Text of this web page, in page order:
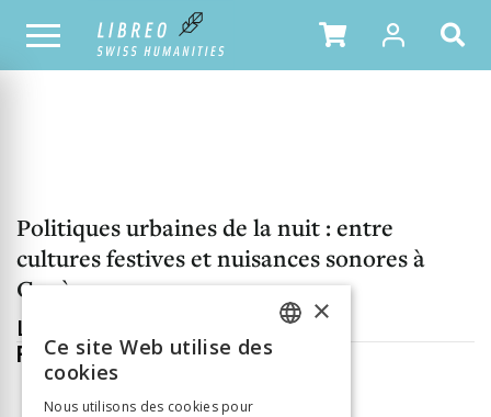
NOTRE CATALOGUE TABLE DES MATIÈRES
Politiques urbaines de la nuit : entre
cultures festives et nuisances sonores à
Genève
Liste de références
REF-LIST
×
Ce site Web utilise des
cookies
Nous utilisons des cookies pour